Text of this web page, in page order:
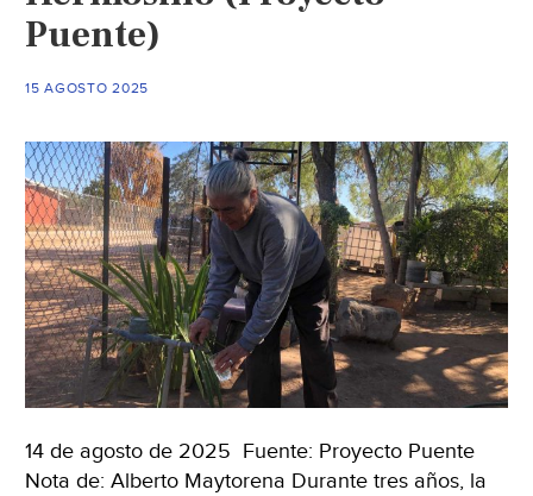
Puente)
15 AGOSTO 2025
14 de agosto de 2025 Fuente: Proyecto Puente
Nota de: Alberto Maytorena Durante tres años, la